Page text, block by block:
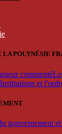
LA POLYNÉSIE
commenté
et
gouvernement